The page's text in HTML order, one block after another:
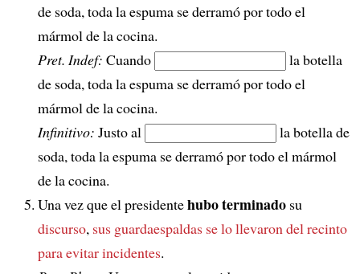
de soda, toda la espuma se derramó por todo el
mármol de la cocina.
Pret. Indef: Cuando
la botella
de soda, toda la espuma se derramó por todo el
mármol de la cocina.
Infinitivo: Justo al
la botella de
soda, toda la espuma se derramó por todo el mármol
de la cocina.
Una vez que el presidentehubo terminadosu
discurso, sus guardaespaldas se lo llevaron del recinto
para evitar incidentes.